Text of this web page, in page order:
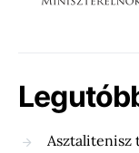
Asztalitenisz